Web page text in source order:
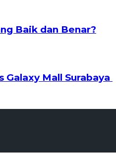
Baik dan Benar?
Galaxy Mall Surabaya